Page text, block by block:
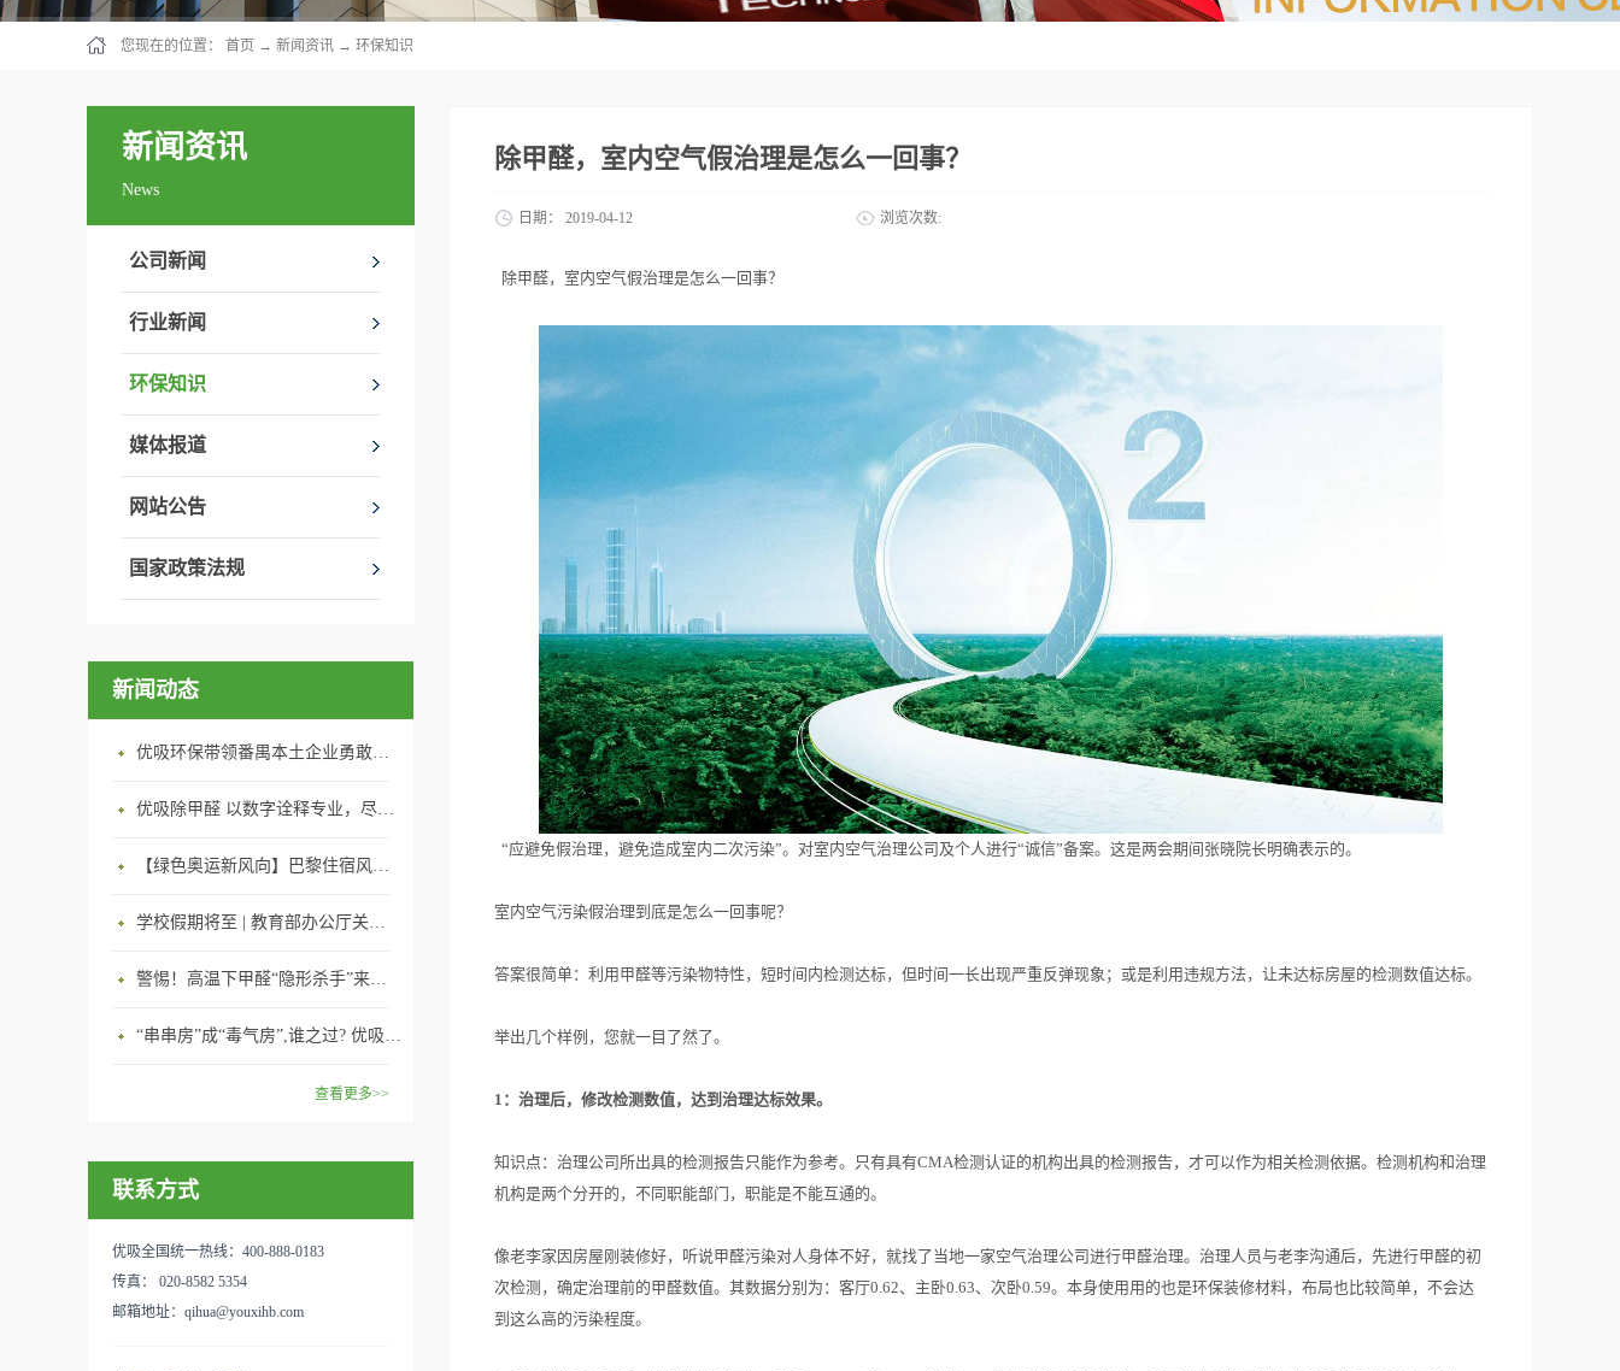
您现在的位置： 首页 → 新闻资讯 → 环保知识
新闻资讯
News
公司新闻
行业新闻
环保知识
媒体报道
网站公告
国家政策法规
新闻动态
优吸环保带领番禺本​土企业勇敢破局向“新”
优吸除甲醛 以数字诠释专业，尽显除醛品牌实力！
【绿色奥运新风向】巴黎住宿风波：优吸环保共建健康绿色家居
学校假期将至 | 教育部办公厅关于加强学校新建校舍室内空气质量管理通知
警惕！高温下甲醛“隐形杀手”来袭，你的家安全吗？
“串串房”成“毒气房”,谁之过? 优吸守护呼吸健康11年专注室内空气治理！
查看更多>>
联系方式
优吸全国统一热线：400-888-0183
传真： 020-8582 5354
邮箱地址：qihua@youxihb.com
除甲醛，室内空气假治理是怎么一回事？
日期： 2019-04-12 浏览次数:
除甲醛，室内空气假治理是怎么一回事？
“应避免假治理，避免造成室内二次污染”。对室内空气治理公司及个人进行“诚信”备案。这是两会期间张晓院长明确表示的。
室内空气污染假治理到底是怎么一回事呢？
答案很简单：利用甲醛等污染物特性，短时间内检测达标，但时间一长出现严重反弹现象；或是利用违规方法，让未达标房屋的检测数值达标。
举出几个样例，您就一目了然了。
1：治理后，修改检测数值，达到治理达标效果。
知识点：治理公司所出具的检测报告只能作为参考。只有具有CMA检测认证的机构出具的检测报告，才可以作为相关检测依据。检测机构和治理
机构是两个分开的，不同职能部门，职能是不能互通的。
像老李家因房屋刚装修好，听说甲醛污染对人身体不好，就找了当地一家空气治理公司进行甲醛治理。治理人员与老李沟通后，先进行甲醛的初
次检测，确定治理前的甲醛数值。其数据分别为：客厅0.62、主卧0.63、次卧0.59。本身使用用的也是环保装修材料，布局也比较简单，不会达
到这么高的污染程度。